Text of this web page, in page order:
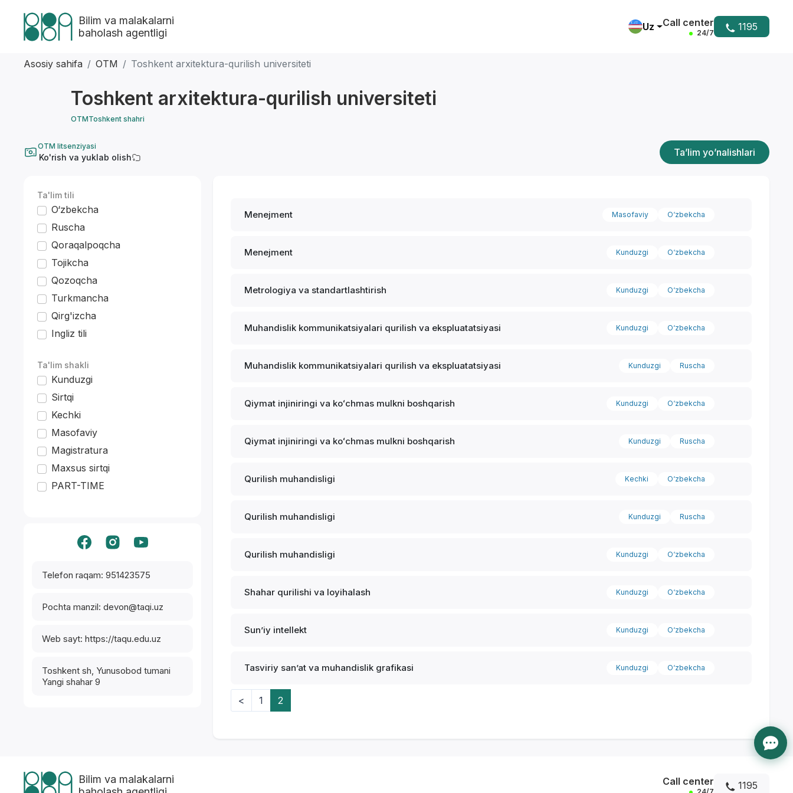
Bilim va malakalarni
baholash agentligi
Uz Call center
24/7 1195
Asosiy sahifa OTM Toshkent arxitektura-qurilish universiteti
Toshkent arxitektura-qurilish universiteti
OTMToshkent shahri
OTM litsenziyasi
Ko'rish va yuklab olish Ta’lim yo’nalishlari
Ta'lim tili
O‘zbekcha
Ruscha
Qoraqalpoqcha
Tojikcha
Qozoqcha
Turkmancha
Qirg'izcha
Ingliz tili
Ta'lim shakli
Kunduzgi
Sirtqi
Kechki
Masofaviy
Magistratura
Maxsus sirtqi
PART-TIME
Telefon raqam: 951423575
Pochta manzil: devon@taqi.uz
Web sayt: https://taqu.edu.uz
Toshkent sh, Yunusobod tumani
Yangi shahar 9
Menejment Masofaviy O‘zbekcha
Menejment Kunduzgi O‘zbekcha
Metrologiya va standartlashtirish Kunduzgi O‘zbekcha
Muhandislik kommunikatsiyalari qurilish va ekspluatatsiyasi Kunduzgi O‘zbekcha
Muhandislik kommunikatsiyalari qurilish va ekspluatatsiyasi Kunduzgi Ruscha
Qiymat injiniringi va koʻchmas mulkni boshqarish Kunduzgi O‘zbekcha
Qiymat injiniringi va koʻchmas mulkni boshqarish Kunduzgi Ruscha
Qurilish muhandisligi Kechki O‘zbekcha
Qurilish muhandisligi Kunduzgi Ruscha
Qurilish muhandisligi Kunduzgi O‘zbekcha
Shahar qurilishi va loyihalash Kunduzgi O‘zbekcha
Sunʼiy intellekt Kunduzgi O‘zbekcha
Tasviriy sanʼat va muhandislik grafikasi Kunduzgi O‘zbekcha
< 1 2
Bilim va malakalarni
Call center
24/7 1195
Yordam markazi